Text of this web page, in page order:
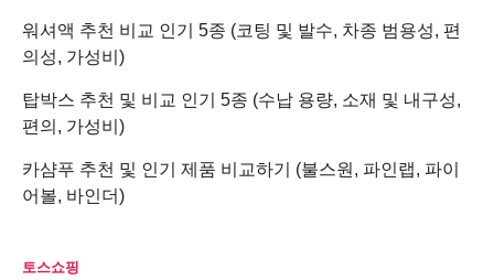
워셔액 추천 비교 인기 5종 (코팅 및 발수, 차종 범용성, 편
의성, 가성비)
탑박스 추천 및 비교 인기 5종 (수납 용량, 소재 및 내구성,
편의, 가성비)
카샴푸 추천 및 인기 제품 비교하기 (불스원, 파인랩, 파이
어볼, 바인더)
토스쇼핑